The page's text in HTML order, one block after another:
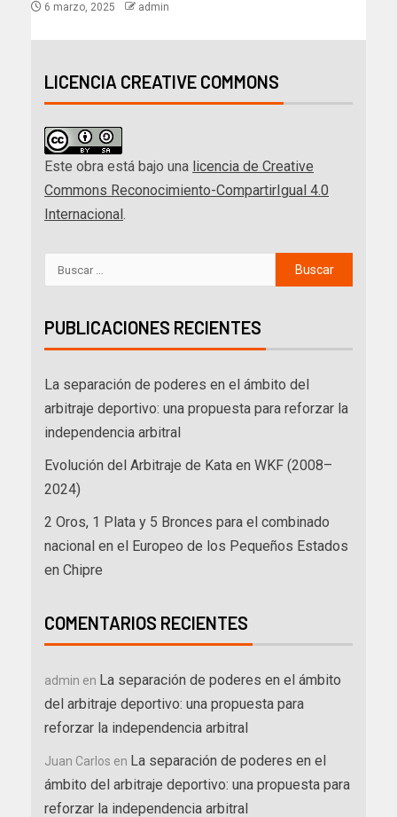
6 marzo, 2025 admin
LICENCIA CREATIVE COMMONS
Este obra está bajo una licencia de Creative
Commons Reconocimiento-CompartirIgual 4.0
Internacional.
PUBLICACIONES RECIENTES
La separación de poderes en el ámbito del
arbitraje deportivo: una propuesta para reforzar la
independencia arbitral
Evolución del Arbitraje de Kata en WKF (2008–
2024)
2 Oros, 1 Plata y 5 Bronces para el combinado
nacional en el Europeo de los Pequeños Estados
en Chipre
COMENTARIOS RECIENTES
admin en La separación de poderes en el ámbito
del arbitraje deportivo: una propuesta para
reforzar la independencia arbitral
Juan Carlos en La separación de poderes en el
ámbito del arbitraje deportivo: una propuesta para
reforzar la independencia arbitral